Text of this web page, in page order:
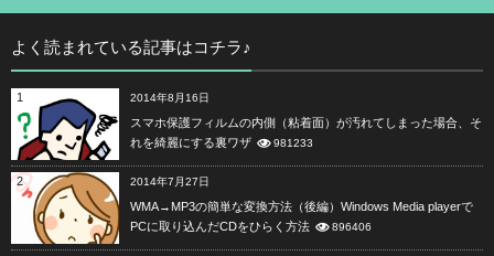
よく読まれている記事はコチラ♪
1 2014年8月16日
スマホ保護フィルムの内側（粘着面）が汚れてしまった場合、そ
れを綺麗にする裏ワザ
981233
2 2014年7月27日
WMA→MP3の簡単な変換方法（後編）Windows Media playerで
PCに取り込んだCDをひらく方法
896406